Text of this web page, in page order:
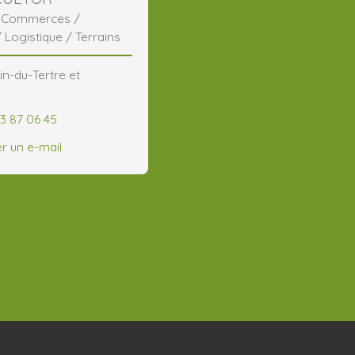
/
Logistique / Terrains
du-Tertre et
87 06 45
un e-mail